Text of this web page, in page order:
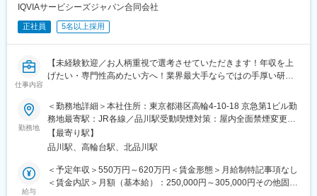
地方単位内での転勤などエリアの相談が可能です。
変更の範囲：会社の定める業務
ラインナップがあり、関連会社が40社程度あります。日本におい
ても今後複数のサービス展開を考えています。
■サイネオス・ヘルス・コマーシャルの女性MR応援サイト：
https://mr-wl.com/
変更の範囲：会社の定める業務
IQVIAサービシーズジャパン合同会社
正社員 5名以上採用
仕事内容
【未経験歓迎／お人柄重視で選考させていただきます！年収を上
げたい・専門性高めたい方へ！業界最大手ならではの手厚い研修
医薬品の営業担当者(MR)や医療機器営業担当者として、業界最大
手の同社で未経験から活動していただきます！
＼そもそもMRとは・・・？／
「医薬情報提供者」といい、一般的な営業職と違い専門資格を取
得して活動する専門的なお仕事です！
勤務地
＜勤務地詳細＞本社住所：東京都港区高輪4-10-18 京急第1ビル勤
務地最寄駅：JR各線／品川駅受動喫煙対策：屋内全面禁煙変更の
範囲：会社の定める事業所
【最寄り駅】
品川駅、高輪台駅、北品川駅
給与
＜予定年収＞550万円～620万円＜賃金形態＞月給制特記事項なし
＜賃金内訳＞月額（基本給）：250,000円～305,000円その他固定